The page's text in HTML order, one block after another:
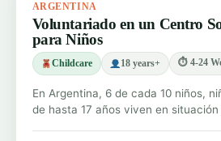
ARGENTINA
Voluntariado en un Centro
para Niños
Childcare 18 years+ ⏱ 4-24
En Argentina, 6 de cada 10 niños,
de hasta 17 años viven en